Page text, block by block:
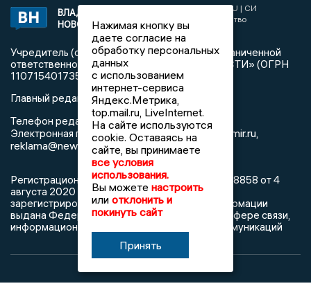
ВЛАДИМИРСКИЕ
НОВОСТИ
2017 © NEWSVLADIMIR.RU | СИ
«Информационное агентство
Владимирские новости»
Учредитель (соучредители): Общество с ограниченной
ответственностью «РЕГИОНАЛЬНЫЕ НОВОСТИ» (ОГРН
1107154017354)
Главный редактор: Мазов С. А.
Телефон редакции:8 (4922) 666916
Электронная почта редакции:info@newsvladimir.ru,
reklama@newsvladimir.ru
Регистрационный номер: серия Эл № ФС77-78858 от 4
августа 2020 г. согласно выписке из реестра
зарегистрированных средств массовой информации
выдана Федеральной службой по надзору в сфере связи,
информационных технологий и массовых коммуникаций
Нажимая кнопку вы
даете согласие на
обработку персональных
данных
с использованием
интернет-сервиса
Яндекс.Метрика,
top.mail.ru, LiveInternet.
На сайте используются
cookie. Оставаясь на
сайте, вы принимаете
все условия
использования.
Вы можете настроить
или отклонить и
покинуть сайт
Принять